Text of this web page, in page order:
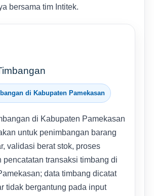
bersama tim Intitek.
di Kabupaten Pamekasan
di Kabupaten Pamekasan
untuk penimbangan barang
validasi berat stok, proses
pencatatan transaksi timbang di
data timbang dicatat
tidak bergantung pada input